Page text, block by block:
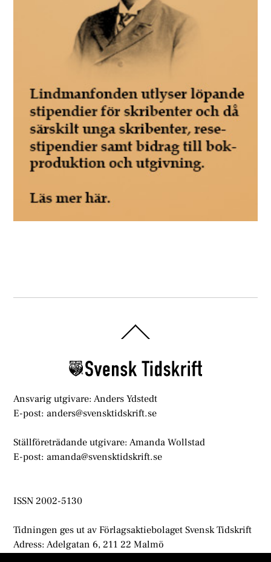
To
Ansvarig utgivare: Anders Ydstedt
E-post: anders@svensktidskrift.se
Ställföreträdande utgivare: Amanda Wollstad
E-post: amanda@svensktidskrift.se
ISSN 2002-5130
Tidningen ges ut av Förlagsaktiebolaget Svensk Tidskrift
Adress: Adelgatan 6, 211 22 Malmö